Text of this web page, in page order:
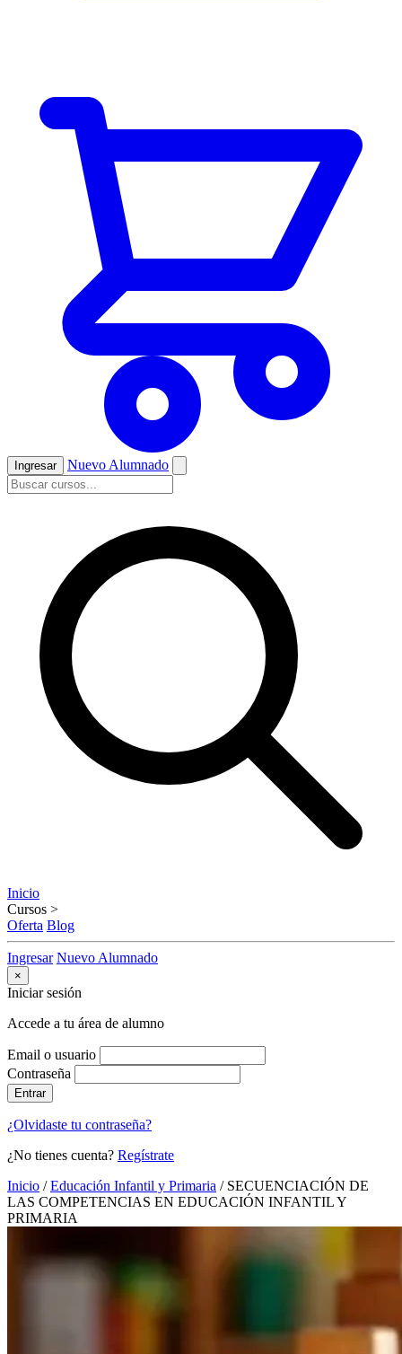
Ingresar Nuevo Alumnado
Inicio
Cursos >
Oferta Blog
Ingresar Nuevo Alumnado
×
Iniciar sesión
Accede a tu área de alumno
Email o usuario
Contraseña
Entrar
¿Olvidaste tu contraseña?
¿No tienes cuenta? Regístrate
Inicio / Educación Infantil y Primaria /SECUENCIACIÓN DE
LAS COMPETENCIAS EN EDUCACIÓN INFANTIL Y
PRIMARIA